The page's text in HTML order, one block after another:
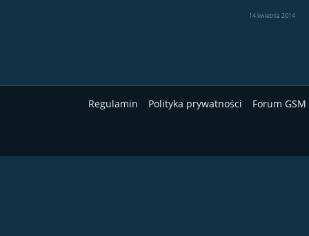
14 kwietnia 2014
Regulamin Polityka prywatności Forum GSM